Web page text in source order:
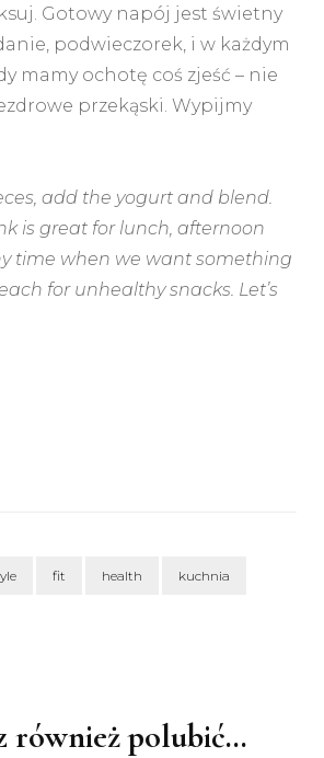
Gotowy napój jest świetny
podwieczorek, i w każdym
mamy ochotę coś zjeść – nie
przekąski. Wypijmy
add the yogurt and blend.
is great for lunch, afternoon
time when we want something
for unhealthy snacks. Let’s
fit health kuchnia
również polubić…